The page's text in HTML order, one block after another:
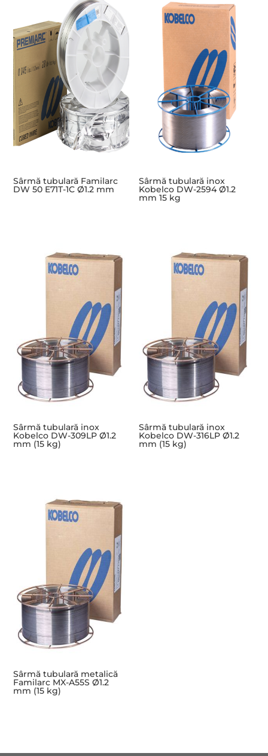
Sârmă tubulară Familarc
DW 50 E71T-1C Ø1.2 mm
Sârmă tubulară inox
Kobelco DW-2594 Ø1.2
mm 15 kg
Sârmă tubulară inox
Kobelco DW-309LP Ø1.2
mm (15 kg)
Sârmă tubulară inox
Kobelco DW-316LP Ø1.2
mm (15 kg)
Sârmă tubulară metalică
Familarc MX-A55S Ø1.2
mm (15 kg)